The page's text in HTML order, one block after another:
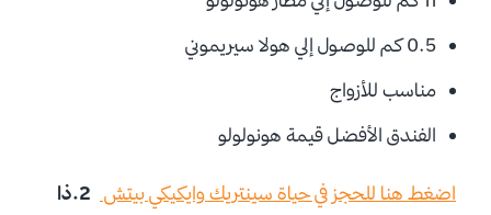
0.5 كم للوصول إلي هولا سيريموني
مناسب للأزواج
الفندق الأفضل قيمة هونولولو
اضغط هنا للحجز في حياة سينتريك وايكيكي بيتش
2.ذا